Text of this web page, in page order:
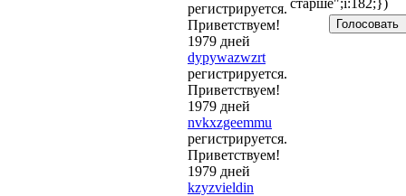
регистрируется.
Приветствуем!
1979 дней
dypywazwzrt
регистрируется.
Приветствуем!
1979 дней
nvkxzgeemmu
регистрируется.
Приветствуем!
1979 дней
kzyzvieldin
старше";i:182;})